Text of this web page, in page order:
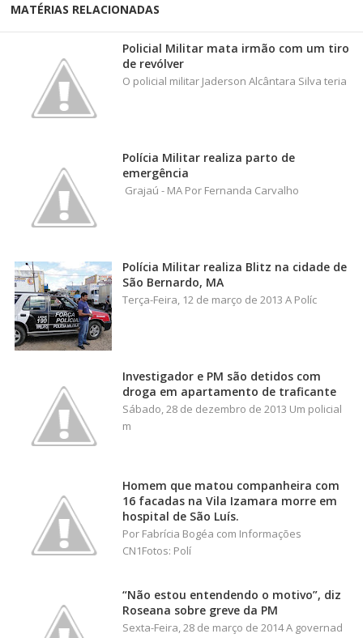
MATÉRIAS RELACIONADAS
Policial Militar mata irmão com um tiro
de revólver
O policial militar Jaderson Alcântara Silva teria
Polícia Militar realiza parto de
emergência
Grajaú - MA Por Fernanda Carvalho
Polícia Militar realiza Blitz na cidade de
São Bernardo, MA
Terça-Feira, 12 de março de 2013 A Políc
Investigador e PM são detidos com
droga em apartamento de traficante
Sábado, 28 de dezembro de 2013 Um policial
m
Homem que matou companheira com
16 facadas na Vila Izamara morre em
hospital de São Luís.
Por Fabrícia Bogéa com Informações
CN1Fotos: Polí
“Não estou entendendo o motivo”, diz
Roseana sobre greve da PM
Sexta-Feira, 28 de março de 2014 A governad